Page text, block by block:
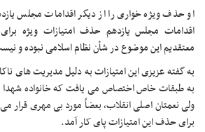
او حذف ویژه خواری را از دیگر اقدامات مجلس
اقدامات مجلس یازدهم حذف امتیازات ویژه
معتقدیم این موضوع در شأن نظام اسلامی نبوده و
به گفته عزیزی این امتیازات به دلیل مدیریت های
به طبقات خاص اختصاص می یافت که خانواده شهدا و
ولی نعمتان اصلی انقلاب، بعضاً مورد بی مهری قرار
برای حذف این امتیازات پای کار آمد.